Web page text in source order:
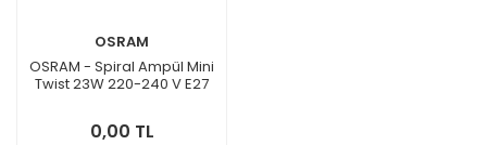
OSRAM
OSRAM - Spiral Ampül Mini
Twist 23W 220-240 V E27
0,00 TL